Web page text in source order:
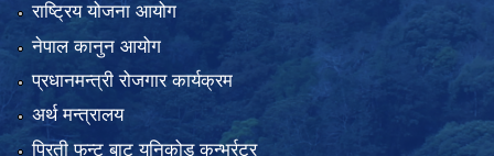
राष्ट्रिय योजना आयोग
नेपाल कानुन आयोग
प्रधानमन्त्री रोजगार कार्यक्रम
अर्थ मन्त्रालय
प्रिती फन्ट बाट युनिकोड कन्भर्रटर